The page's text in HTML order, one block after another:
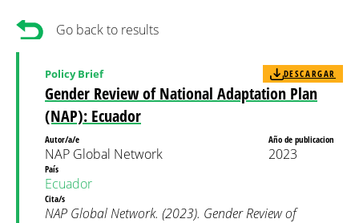
Go back to results
Gender Review of National Adaptation Plan
(NAP): Ecuador
Policy Brief DESCARGAR
Autor/a/e
NAP Global Network
Año de publicacion
2023
País
Ecuador
Cita/s
NAP Global Network. (2023). Gender Review of